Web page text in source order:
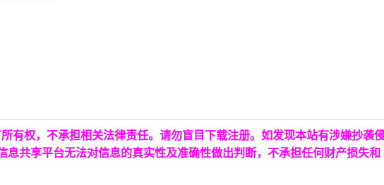
有权，不承担相关法律责任。请勿盲目下载注册。如发现本站有涉嫌抄袭
共享平台无法对信息的真实性及准确性做出判断，不承担任何财产损失和